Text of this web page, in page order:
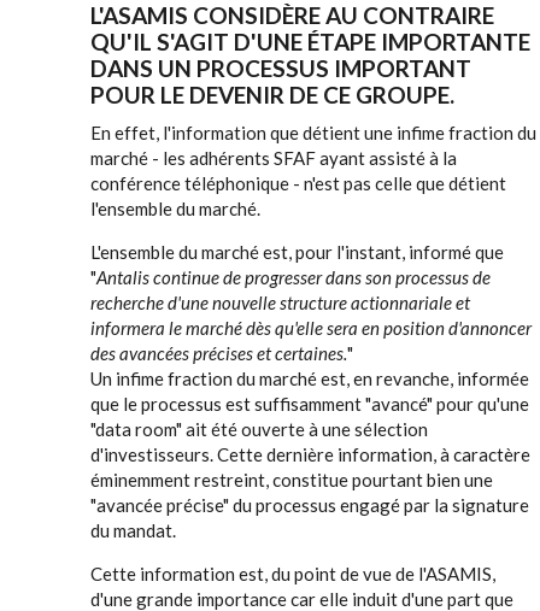
L'ASAMIS CONSIDÈRE AU CONTRAIRE
QU'IL S'AGIT D'UNE ÉTAPE IMPORTANTE
DANS UN PROCESSUS IMPORTANT
POUR LE DEVENIR DE CE GROUPE.
En effet, l'information que détient une infime fraction du
marché - les adhérents SFAF ayant assisté à la
conférence téléphonique - n'est pas celle que détient
l'ensemble du marché.
L'ensemble du marché est, pour l'instant, informé que
"Antalis continue de progresser dans son processus de
recherche d'une nouvelle structure actionnariale et
informera le marché dès qu'elle sera en position d'annoncer
des avancées précises et certaines."
Un infime fraction du marché est, en revanche, informée
que le processus est suffisamment "avancé" pour qu'une
"data room" ait été ouverte à une sélection
d'investisseurs. Cette dernière information, à caractère
éminemment restreint, constitue pourtant bien une
"avancée précise" du processus engagé par la signature
du mandat.
Cette information est, du point de vue de l'ASAMIS,
d'une grande importance car elle induit d'une part que